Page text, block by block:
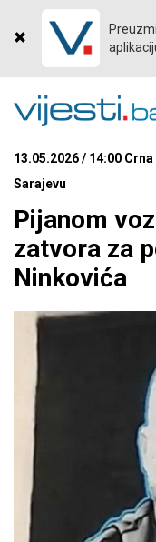
13.05.2026 / 14:00
Sarajevu
Pijanom
zatvora za
Ninkovića